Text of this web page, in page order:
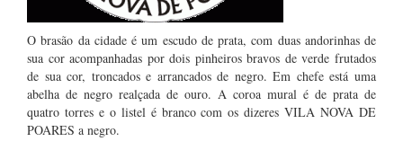
O brasão da cidade é um escudo de prata, com duas andorinhas de
sua cor acompanhadas por dois pinheiros bravos de verde frutados
de sua cor, troncados e arrancados de negro. Em chefe está uma
abelha de negro realçada de ouro. A coroa mural é de prata de
quatro torres e o listel é branco com os dizeres VILA NOVA DE
POARES a negro.